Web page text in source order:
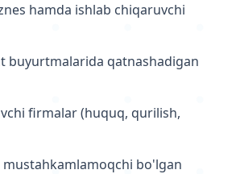
hamda ishlab chiqaruvchi
buyurtmalarida qatnashadigan
firmalar (huquq, qurilish,
bo'lgan